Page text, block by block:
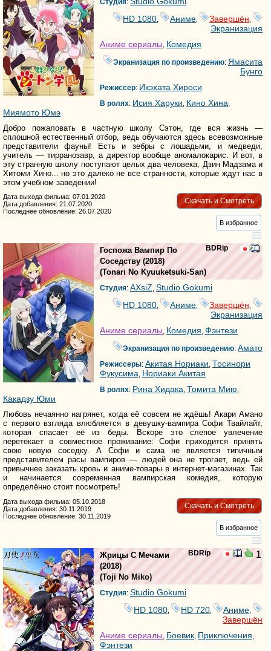
HD 1080
Аниме Завершён
Экранизация
Аниме сериалы Комедия
Экранизация по произведению: Ямасита
Бунго
Режиссер: Икэхата Хироси
В ролях: Исия Харуки Кино Хина
Миямото Юмэ
Добро пожаловать в частную школу Сэтон, где вся жизнь —
сплошной естественный отбор, ведь обучаются здесь всевозможные
представители фауны! Есть и зебры с лошадьми, и медведи,
учитель — тирранозавр, а директор вообще аномалокарис. И вот, в
эту странную школу поступают целых два человека, Дзин Мадзама и
Хитоми Хино... но это далеко не все странности, которые ждут нас в
этом учебном заведении!
Скачать и Смотреть
Дата выхода фильма: 07.01.2020
Дата добавления: 21.07.2020
Последнее обновление: 26.07.2020
В избранное
BDRip
Госпожа Вампир По
Соседству (2018)
(Tonari No Kyuuketsuki-San)
Студия: AXsiZ, Studio Gokumi
HD 1080, Аниме, Завершён,
Экранизация
Аниме сериалы, Комедия, Фэнтези
Экранизация по произведению:Амато
Режиссеры: Акитая Нориаки, Тосинори
Фукусима, Нориаки Акитая
В ролях: Рина Хидака, Томита Мию,
Какадзу Юми
Любовь нечаянно нагрянет, когда её совсем не ждёшь! Акари Амано
с первого взгляда влюбляется в девушку-вампира Софи Твайлайт,
которая спасает её из беды. Вскоре это слепое увлечение
перетекает в совместное проживание: Софи приходится принять
свою новую соседку. А Софи и сама не является типичным
представителем расы вампиров — людей она не трогает, ведь ей
привычнее заказать кровь и аниме-товары в интернет-магазинах. Так
и начинается современная вампирская комедия, которую
определённо стоит посмотреть!
Скачать и Смотреть
Дата выхода фильма: 05.10.2018
Дата добавления: 30.11.2019
Последнее обновление: 30.11.2019
В избранное
BDRip 1
Жрицы С Мечами
(2018)
(Toji No Miko)
Студия: Studio Gokumi
HD 1080
HD 720 Аниме
Завершён
Аниме сериалы, Боевик, Приключения,
Фэнтези